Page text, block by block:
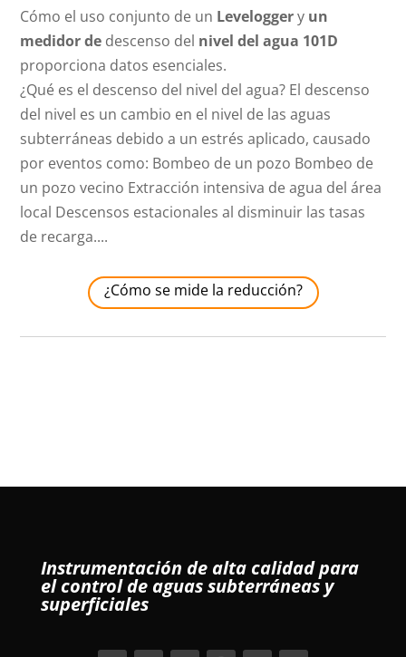
Cómo el uso conjunto de un Leveloggery un
medidor de descenso del nivel del agua 101D
proporciona datos esenciales.
¿Qué es el descenso del nivel del agua? El descenso
del nivel es un cambio en el nivel de las aguas
subterráneas debido a un estrés aplicado, causado
por eventos como: Bombeo de un pozo Bombeo de
un pozo vecino Extracción intensiva de agua del área
local Descensos estacionales al disminuir las tasas
de recarga....
¿Cómo se mide la reducción?
Instrumentación de alta calidad para
el control de aguas subterráneas y
superficiales